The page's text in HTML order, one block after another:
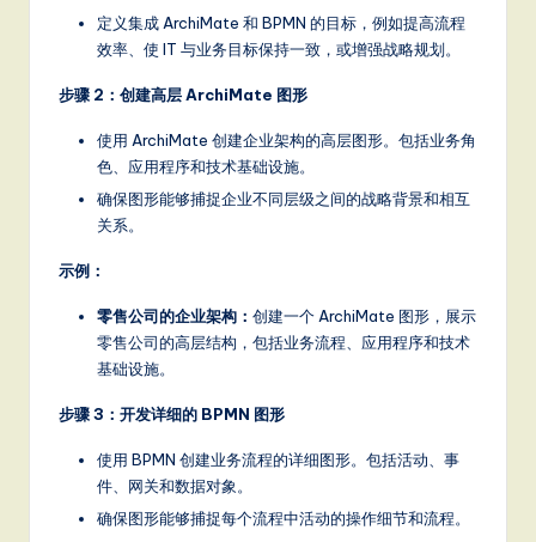
定义集成 ArchiMate 和 BPMN 的目标，例如提高流程
效率、使 IT 与业务目标保持一致，或增强战略规划。
步骤 2：创建高层 ArchiMate 图形
使用 ArchiMate 创建企业架构的高层图形。包括业务角
色、应用程序和技术基础设施。
确保图形能够捕捉企业不同层级之间的战略背景和相互
关系。
示例：
零售公司的企业架构： 创建一个 ArchiMate 图形，展示
零售公司的高层结构，包括业务流程、应用程序和技术
基础设施。
步骤 3：开发详细的 BPMN 图形
使用 BPMN 创建业务流程的详细图形。包括活动、事
件、网关和数据对象。
确保图形能够捕捉每个流程中活动的操作细节和流程。